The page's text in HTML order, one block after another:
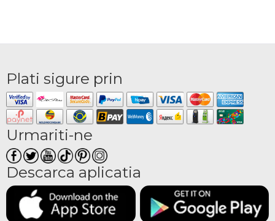
Plati sigure prin
Urmariti-ne
Descarca aplicatia